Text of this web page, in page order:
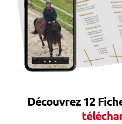
Découvrez 12